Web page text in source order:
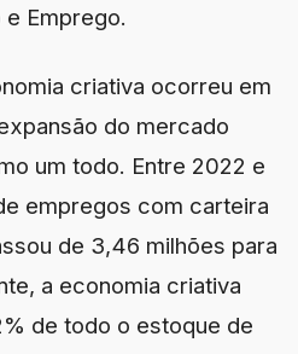
Emprego.
criativa ocorreu em
do mercado
um todo. Entre 2022 e
empregos com carteira
de 3,46 milhões para
a economia criativa
de todo o estoque de